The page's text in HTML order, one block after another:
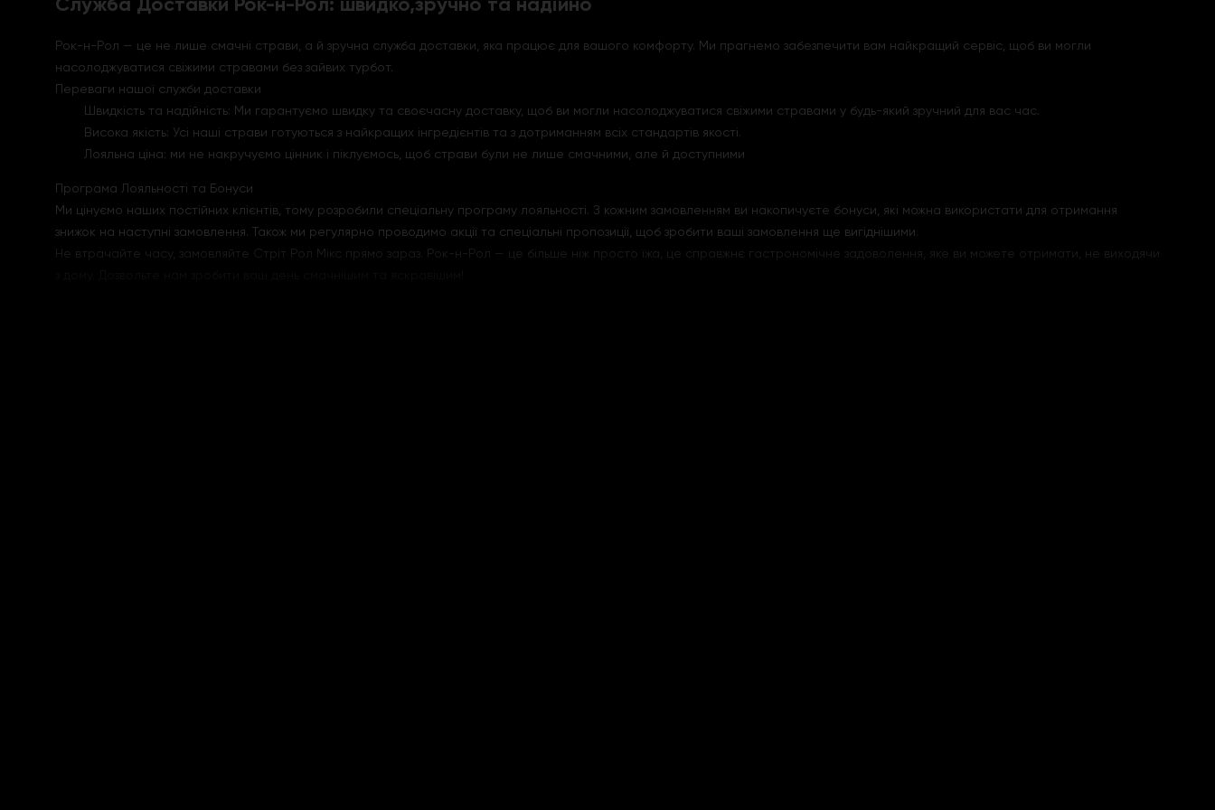
Рок-н-Рол — це не лише смачні страви, а й зручна служба доставки, яка працює для вашого комфорту. Ми прагнемо забезпечити вам найкращий сервіс, щоб ви могли
насолоджуватися свіжими стравами без зайвих турбот.
Переваги нашої служби доставки
Швидкість та надійність: Ми гарантуємо швидку та своєчасну доставку, щоб ви могли насолоджуватися свіжими стравами у будь-який зручний для вас час.
Висока якість: Усі наші страви готуються з найкращих інгредієнтів та з дотриманням всіх стандартів якості.
Лояльна ціна: ми не накручуємо цінник і піклуємось, щоб страви були не лише смачними, але й доступними
Програма Лояльності та Бонуси
Ми цінуємо наших постійних клієнтів, тому розробили спеціальну програму лояльності. З кожним замовленням ви накопичуєте бонуси, які можна використати для отримання
знижок на наступні замовлення. Також ми регулярно проводимо акції та спеціальні пропозиції, щоб зробити ваші замовлення ще вигіднішими.
Не втрачайте часу, замовляйте Стріт Рол Мікс прямо зараз. Рок-н-Рол — це більше ніж просто їжа, це справжнє гастрономічне задоволення, яке ви можете отримати, не виходячи